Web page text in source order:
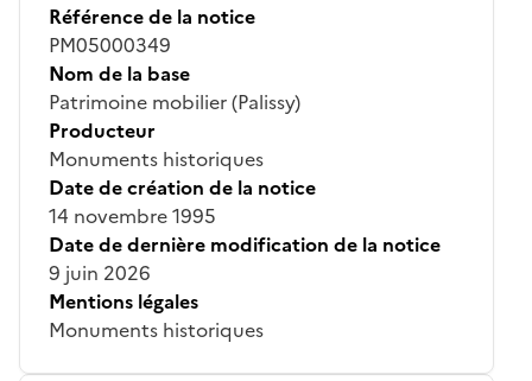
Référence de la notice
PM05000349
Nom de la base
Patrimoine mobilier (Palissy)
Producteur
Monuments historiques
Date de création de la notice
14 novembre 1995
Date de dernière modification de la notice
9 juin 2026
Mentions légales
Monuments historiques